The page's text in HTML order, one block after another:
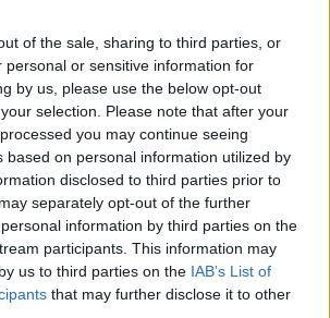
of the sale, sharing to third parties, or
personal or sensitive information for
by us, please use the below opt-out
selection. Please note that after your
you may continue seeing
based on personal information utilized by
disclosed to third parties prior to
separately opt-out of the further
information by third parties on the
participants. This information may
us to third parties on the IAB’s List of
that may further disclose it to other